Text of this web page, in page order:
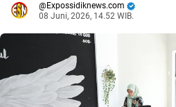
Expossidiknews.com
08 Juni, 2026, 14.52 WIB.